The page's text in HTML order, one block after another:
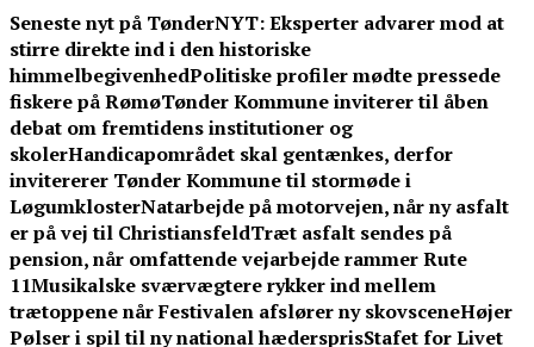
Skip
to
content
Seneste nyt på TønderNYT:Eksperter advarer mod at
stirre direkte ind i den historiske
himmelbegivenhedPolitiske profiler mødte pressede
fiskere på RømøTønder Kommune inviterer til åben
debat om fremtidens institutioner og
skolerHandicapområdet skal gentænkes, derfor
invitererer Tønder Kommune til stormøde i
LøgumklosterNatarbejde på motorvejen, når ny asfalt
er på vej til ChristiansfeldTræt asfalt sendes på
pension, når omfattende vejarbejde rammer Rute
11Musikalske sværvægtere rykker ind mellem
trætoppene når Festivalen afslører ny skovsceneHøjer
Pølser i spil til ny national hædersprisStafet for Livet